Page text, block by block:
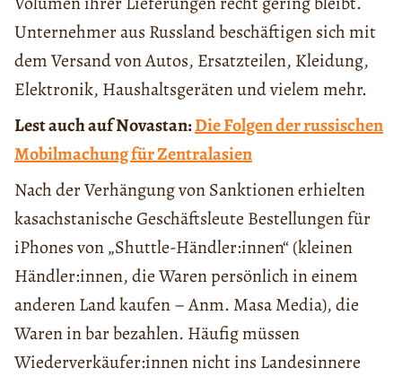
Unternehmer aus Russland beschäftigen sich mit
dem Versand von Autos, Ersatzteilen, Kleidung,
Elektronik, Haushaltsgeräten und vielem mehr.
Lest auch auf Novastan:Die Folgen der russischen
Mobilmachung für Zentralasien
Nach der Verhängung von Sanktionen erhielten
kasachstanische Geschäftsleute Bestellungen für
iPhones von „Shuttle-Händler:innen“ (kleinen
Händler:innen, die Waren persönlich in einem
anderen Land kaufen – Anm. Masa Media), die
Waren in bar bezahlen. Häufig müssen
Wiederverkäufer:innen nicht ins Landesinnere